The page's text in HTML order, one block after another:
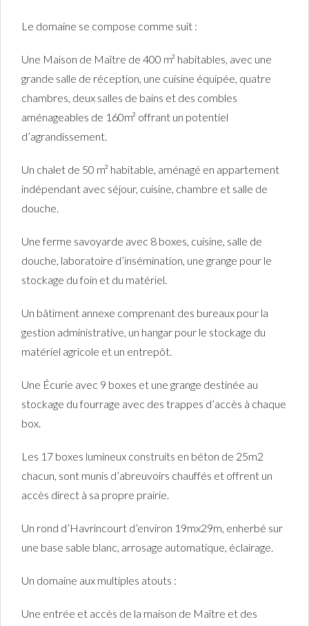
Le domaine se compose comme suit :
Une Maison de Maître de 400 m² habitables, avec une
grande salle de réception, une cuisine équipée, quatre
chambres, deux salles de bains et des combles
aménageables de 160m² offrant un potentiel
d’agrandissement.
Un chalet de 50 m² habitable, aménagé en appartement
indépendant avec séjour, cuisine, chambre et salle de
douche.
Une ferme savoyarde avec 8 boxes, cuisine, salle de
douche, laboratoire d’insémination, une grange pour le
stockage du foin et du matériel.
Un bâtiment annexe comprenant des bureaux pour la
gestion administrative, un hangar pour le stockage du
matériel agricole et un entrepôt.
Une Écurie avec 9 boxes et une grange destinée au
stockage du fourrage avec des trappes d’accès à chaque
box.
Les 17 boxes lumineux construits en béton de 25m2
chacun, sont munis d’abreuvoirs chauffés et offrent un
accès direct à sa propre prairie.
Un rond d’Havrincourt d’environ 19mx29m, enherbé sur
une base sable blanc, arrosage automatique, éclairage.
Un domaine aux multiples atouts :
Une entrée et accès de la maison de Maître et des